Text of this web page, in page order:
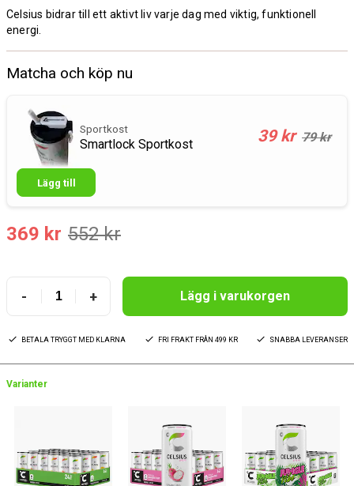
Celsius bidrar till ett aktivt liv varje dag med viktig, funktionell
energi.
Matcha och köp nu
Sportkost
Smartlock Sportkost 39 kr 79 kr
Lägg till
369 kr 552 kr
- + Lägg i varukorgen
BETALA TRYGGT MED KLARNA FRI FRAKT FRÅN 499 KR SNABBA LEVERANSER
Varianter